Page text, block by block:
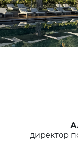
директор